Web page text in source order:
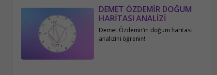
DEMET ÖZDEMİR DOĞUM
HARİTASI ANALİZİ
Demet Özdemir’in doğum haritası
analizini öğrenin!